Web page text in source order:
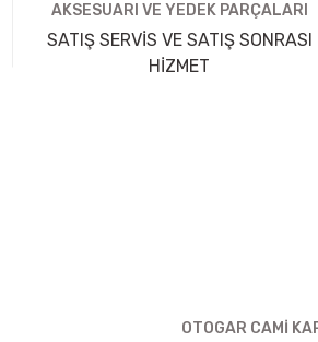
AKSESUARI VE YEDEK PARÇALARI
SATIŞ SERVİS VE SATIŞ SONRASI
HİZMET
OTOGAR CAMİ